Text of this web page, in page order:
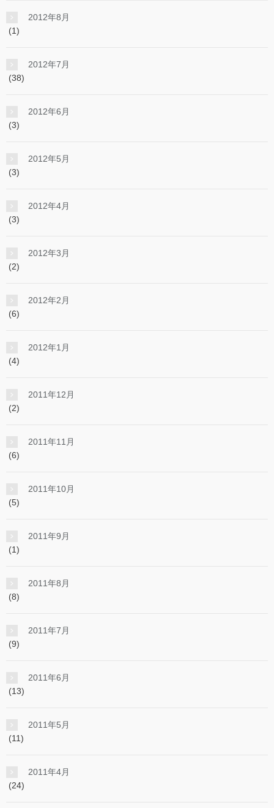
2012年8月
(1)
2012年7月
(38)
2012年6月
(3)
2012年5月
(3)
2012年4月
(3)
2012年3月
(2)
2012年2月
(6)
2012年1月
(4)
2011年12月
(2)
2011年11月
(6)
2011年10月
(5)
2011年9月
(1)
2011年8月
(8)
2011年7月
(9)
2011年6月
(13)
2011年5月
(11)
2011年4月
(24)